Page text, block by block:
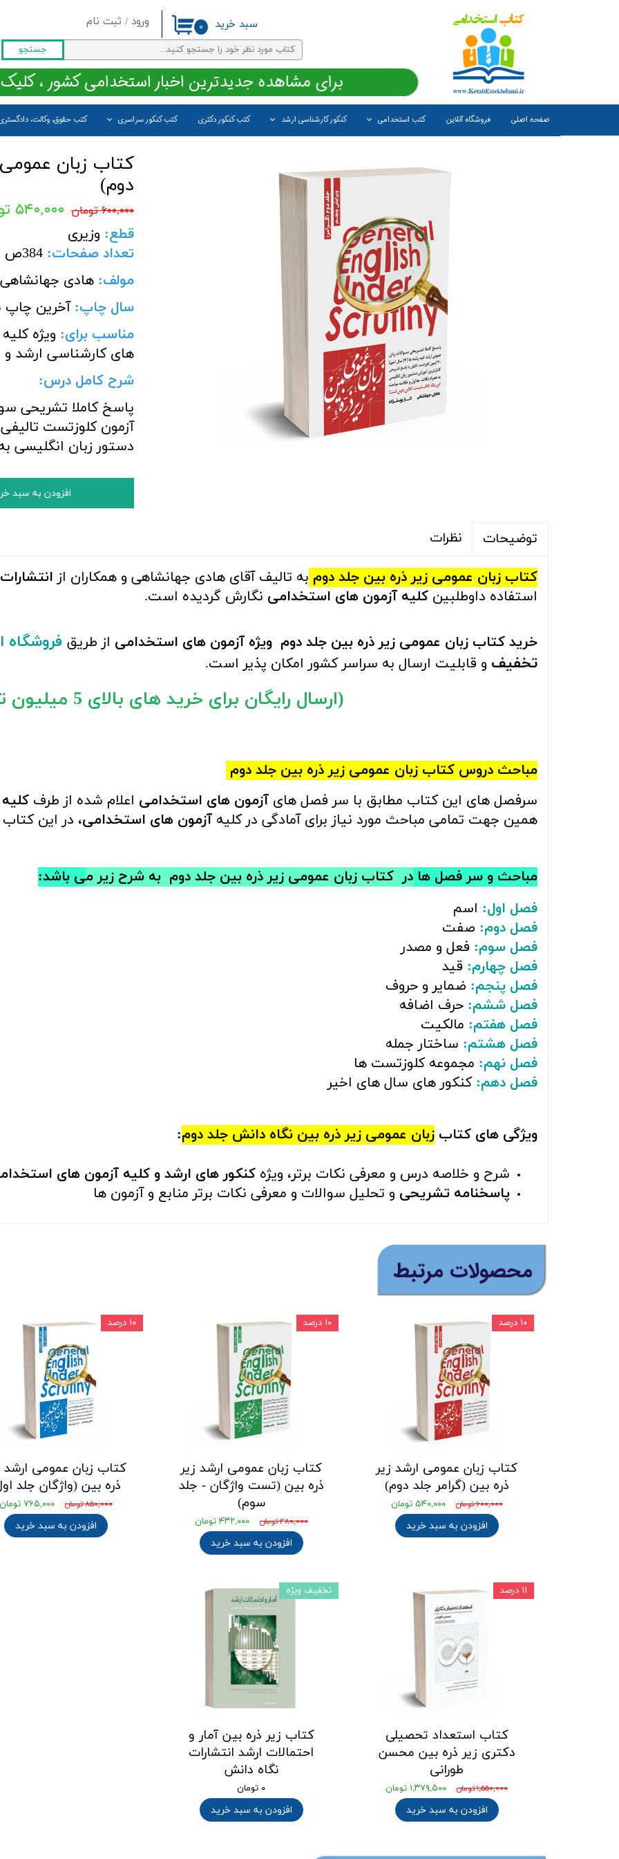
ورود / ثبت نام
حساب کاربری من
تغییر گذر واژه
سفارشات
خروج از حساب کاربری
جستجو
صفحه اصلی فروشگاه آنلاین کتب استخدامی کنکور کارشناسی ارشد کتب کنکور دکتری کتب کنکور سراسری کتب حقوق، وکالت،
۰ سبد خرید
برای مشاهده جدیدترین اخبار استخدامی کشور ،
کتاب زبان عمومی
دوم)
۶۰۰,۰۰۰ تومان ۵۴۰,۰۰۰ تومان
قطع: وزیری
تعداد صفحات:
384ص
مولف: هادی
سال چاپ: آخرین چاپ
مناسب برای: ویژه
های کارشناسی ارشد و
شرح کامل درس:
آزمون کلوزتست
دستور زبان انگلیسی
افزودن به سبد
توضیحات نظرات
کتاب زبان عمومی زیر ذره بین جلد دوم به تالیف آقای هادی جهانشاهی و همکاران از
استفاده داوطلبین کلیه آزمون های استخدامی نگارش گردیده است.
خرید کتاب زبان عمومی زیر ذره بین جلد دوم ویژه آزمون های استخدامی از طریق فروشگاه
تخفیف و قابلیت ارسال به سراسر کشور امکان پذیر است.
(ارسال رایگان برای خرید های بالای 5 میلیون تومان)
مباحث دروس کتاب زبان عمومی زیر ذره بین جلد دوم
سرفصل های این کتاب مطابق با سر فصل های آزمون های استخدامی اعلام شده از طرف
همین جهت تمامی مباحث مورد نیاز برای آمادگی در کلیه آزمون های استخدامی، در این
مباحث و سر فصل ها در کتاب‌ زبان عمومی زیر ذره بین جلد دوم به شرح زیر می باشد:
فصل اول: اسم
فصل دوم: صفت
فصل سوم: فعل و مصدر
فصل چهارم: قید
فصل پنجم: ضمایر و حروف
فصل ششم: حرف اضافه
فصل هفتم: مالکیت
فصل هشتم: ساختار جمله
فصل نهم: مجموعه کلوزتست ها
فصل دهم:کنکور های سال های اخیر
ویژگی های کتاب زبان عمومی زیر ذره بین نگاه دانش جلد دوم:
شرح و خلاصه درس و معرفی نکات برتر، ویژه کنکور های ارشد و کلیه آزمون های
پاسخنامه تشریحی و تحلیل سوالات و معرفی نکات برتر منابع و آزمون ها
​محصولات مرتبط
کتاب زبان عمومی ارشد زیر
ذره بین (گرامر جلد دوم)
۶۰۰,۰۰۰ تومان ۵۴۰,۰۰۰ تومان
افزودن به سبد خرید
۱۰ درصد
کتاب زبان عمومی ارشد زیر
ذره بین (تست واژگان - جلد
سوم)
۴۸۰,۰۰۰ تومان ۴۳۲,۰۰۰ تومان
افزودن به سبد خرید
۱۰ درصد
کتاب زبان عمومی ارشد
ذره بین (واژگان جلد
۸۵۰,۰۰۰ تومان ۷۶۵,۰۰۰ تومان
افزودن به سبد خرید
۱۰ درصد
کتاب استعداد تحصیلی
دکتری زیر ذره بین محسن
طورانی
۱,۵۵۰,۰۰۰ تومان ۱,۳۷۹,۵۰۰ تومان
افزودن به سبد خرید
۱۱ درصد
کتاب زیر ذره بین آمار و
احتمالات ارشد انتشارات
نگاه دانش
۰ تومان
افزودن به سبد خرید
تخفیف ویژه